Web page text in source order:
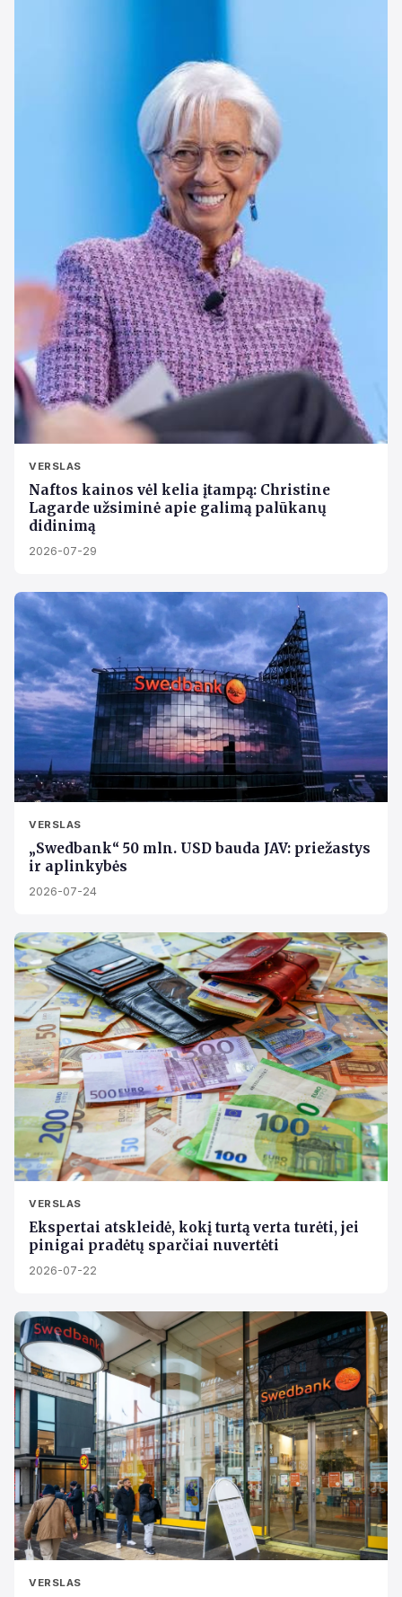
VERSLAS
Naftos kainos vėl kelia įtampą: Christine
Lagarde užsiminė apie galimą palūkanų
didinimą
2026-07-29
VERSLAS
„Swedbank“ 50 mln. USD bauda JAV: priežastys
ir aplinkybės
2026-07-24
VERSLAS
Ekspertai atskleidė, kokį turtą verta turėti, jei
pinigai pradėtų sparčiai nuvertėti
2026-07-22
VERSLAS